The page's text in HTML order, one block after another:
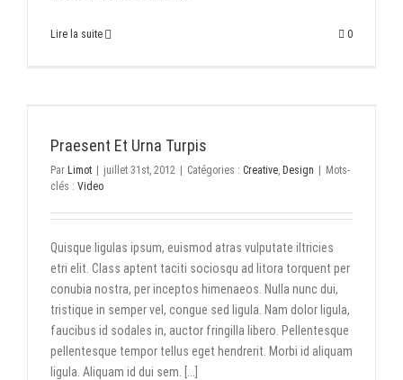
Lire la suite 0
Praesent Et Urna Turpis
Par Limot juillet 31st, 2012 Catégories : Creative, Design
Mots-
clés : Video
Quisque ligulas ipsum, euismod atras vulputate iltricies
etri elit. Class aptent taciti sociosqu ad litora torquent per
conubia nostra, per inceptos himenaeos. Nulla nunc dui,
tristique in semper vel, congue sed ligula. Nam dolor ligula,
faucibus id sodales in, auctor fringilla libero. Pellentesque
pellentesque tempor tellus eget hendrerit. Morbi id aliquam
ligula. Aliquam id dui sem. [...]